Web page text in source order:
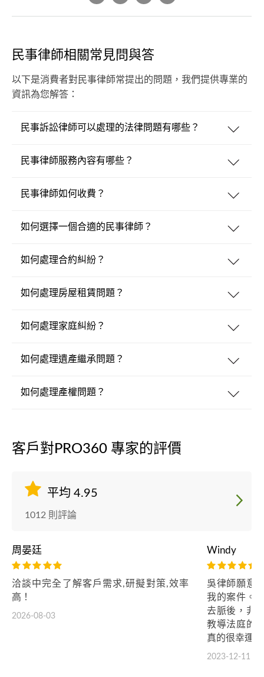
民事律師相關常見問與答
以下是消費者對民事律師常提出的問題，我們提供專業的
資訊為您解答：
民事訴訟律師可以處理的法律問題有哪些？
民事律師服務內容有哪些？
民事律師如何收費？
如何選擇一個合適的民事律師？
如何處理合約糾紛？
如何處理房屋租賃問題？
如何處理家庭糾紛？
如何處理遺產繼承問題？
如何處理產權問題？
客戶對PRO360 專家的評價
平均 4.95
1012 則評論
周晏廷
洽談中完全了解客戶需求,研擬對策,效率
高！
2026-08-03
Windy
吳律師願意
我的案件。
去脈後，非
教導法庭的
真的很幸運。
2023-12-11